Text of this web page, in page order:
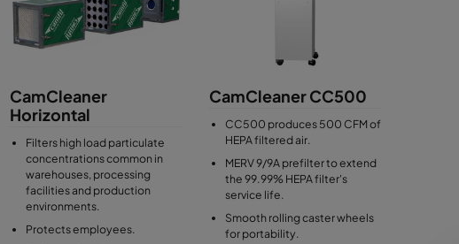
CamCleaner
Horizontal
Filters high load particulate
concentrations common in
warehouses, processing
facilities and production
environments.
Protects employees.
CamCleaner CC500
CC500 produces 500 CFM of
HEPA filtered air.
MERV 9/9A prefilter to extend
the 99.99% HEPA filter's
service life.
Smooth rolling caster wheels
for portability.